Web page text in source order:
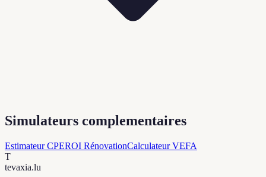
Simulateurs complementaires
Estimateur CPEROI RénovationCalculateur VEFA
T
tevaxia.lu